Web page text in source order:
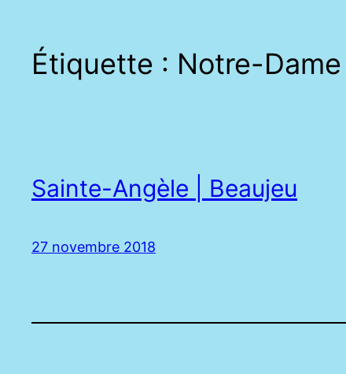
Étiquette : Notre-
Sainte-Angèle | Beaujeu
27 novembre 2018